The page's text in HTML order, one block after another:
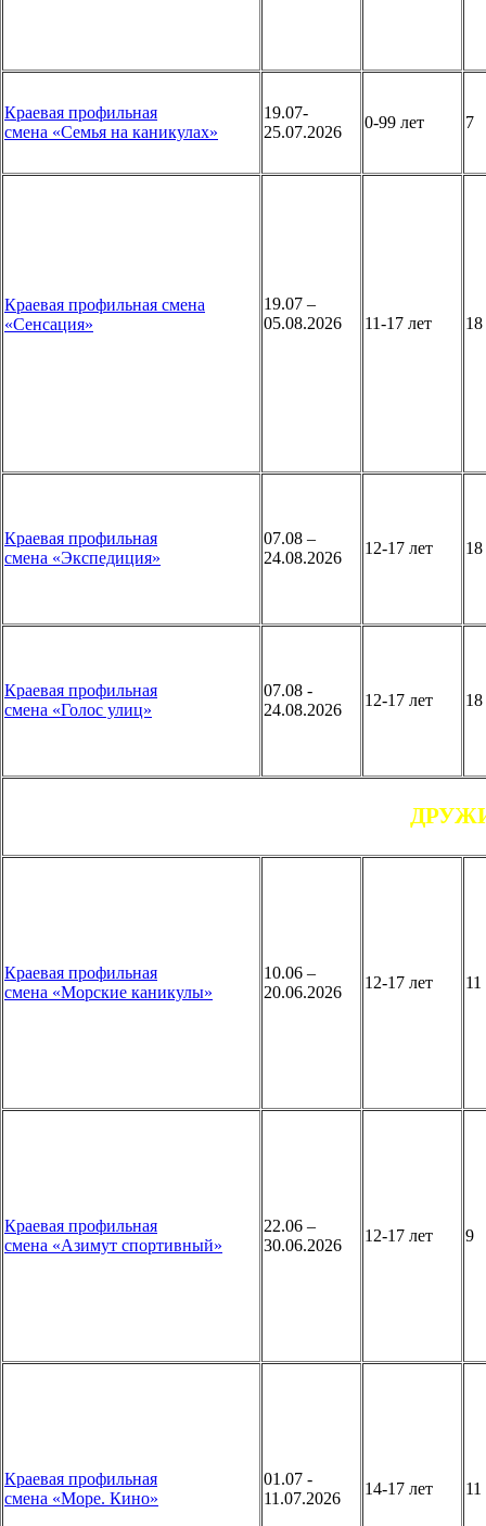
Краевая профильная
смена «Семья на каникулах»
19.07-
25.07.2026
0-99 лет 7
Краевая профильная смена
«Сенсация»
19.07 –
05.08.2026
11-17 лет
Краевая профильная
смена «Экспедиция»
07.08 –
24.08.2026
12-17 лет
Краевая профильная
смена «Голос улиц»
07.08 -
24.08.2026
12-17 лет
Краевая профильная
смена «Морские каникулы»
10.06 –
20.06.2026
12-17 лет
Краевая профильная
смена «Азимут спортивный»
22.06 –
30.06.2026
12-17 лет 9
Краевая профильная
смена «Море. Кино»
01.07 -
11.07.2026
14-17 лет